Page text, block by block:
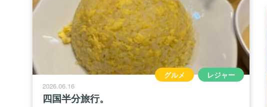
2026.06.16
四国半分旅行。
グルメ レジャー